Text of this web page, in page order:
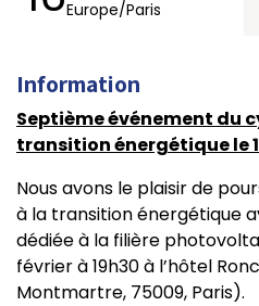
Europe/Paris
Information
Septièmeévénement du
transition énergétique le
Nous avons le plaisir de
à la transition énergétique
dédiée à la filière
février à 19h30 à l’hôtel
Montmartre, 75009, Paris).